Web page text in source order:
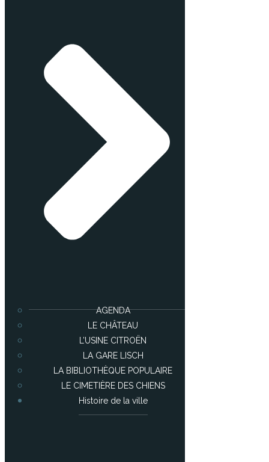
AGENDA
LE CHÂTEAU
L’USINE CITROËN
LA GARE LISCH
LA BIBLIOTHÈQUE POPULAIRE
LE CIMETIÈRE DES CHIENS
Histoire de la ville